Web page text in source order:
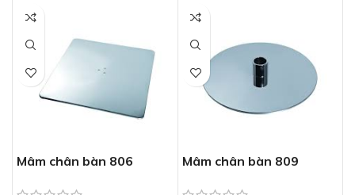
Mâm chân bàn 806 Mâm chân bàn 809